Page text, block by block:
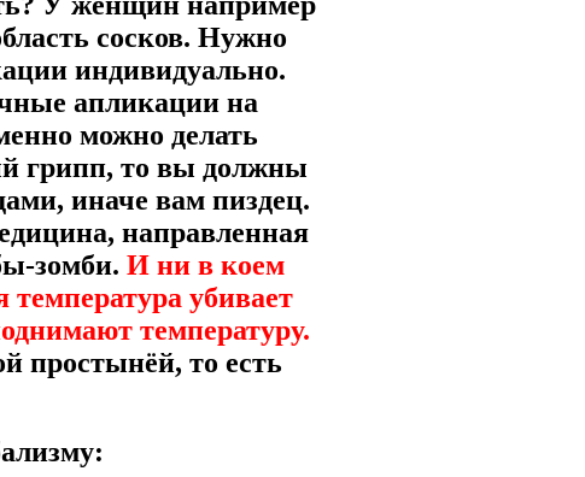
сосков. Нужно
индивидуально.
апликации на
можно делать
грипп, то вы должны
иначе вам пиздец.
направленная
зомби. И ни в коем
убивает
температуру.
простынёй, то есть